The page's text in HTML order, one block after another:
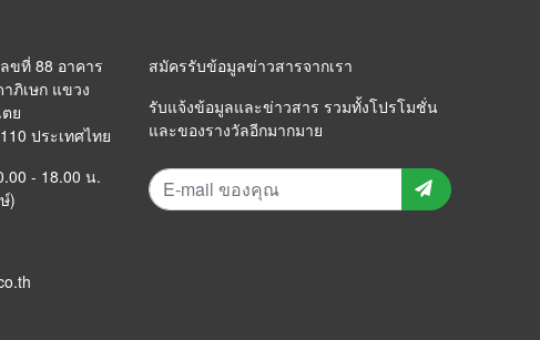
ขที่ 88 อาคาร
ภิเษก แขวง
ย
ประเทศไทย
- 18.00 น.
)
สมัครรับข้อมูลข่าวสารจากเรา
รับแจ้งข้อมูลและข่าวสาร รวมทั้งโปรโมชั่น
และของรางวัลอีกมากมาย